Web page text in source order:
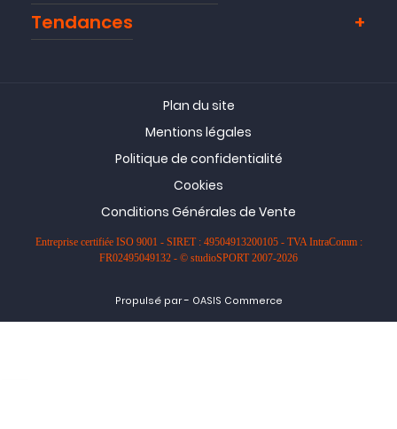
Tendances
Plan du site
Mentions légales
Politique de confidentialité
Cookies
Conditions Générales de Vente
Entreprise certifiée ISO 9001 - SIRET : 49504913200105 - TVA IntraComm :
FR02495049132 - © studioSPORT 2007-2026
Propulsé par- OASIS Commerce